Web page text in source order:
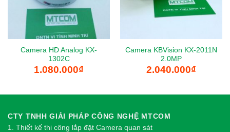
Camera HD Analog KX-
1302C
1.080.000₫
Camera KBVision KX-2011N
2.0MP
2.040.000₫
CTY TNHH GIẢI PHÁP CÔNG NGHỆ MTCOM
1. Thiết kế thi công lắp đặt Camera quan sát